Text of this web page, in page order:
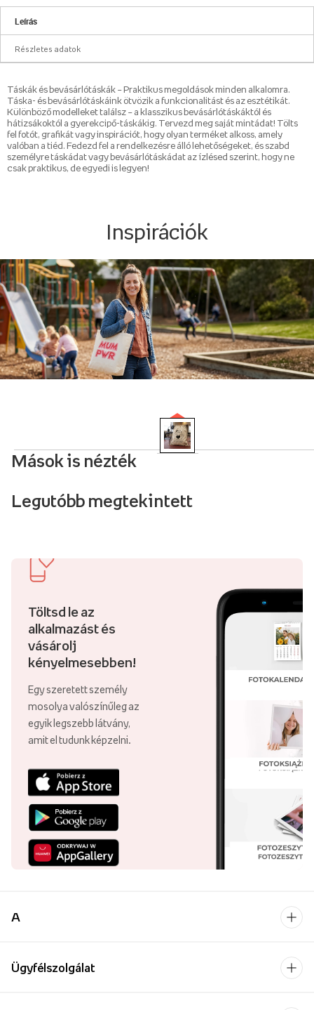
Leírás
Részletes adatok
Táskák és bevásárlótáskák – Praktikus megoldások minden alkalomra.
Táska- és bevásárlótáskáink ötvözik a funkcionalitást és az esztétikát.
Különböző modelleket találsz – a klasszikus bevásárlótáskáktól és
hátizsákoktól a gyerekcipő-táskákig. Tervezd meg saját mintádat! Tölts
fel fotót, grafikát vagy inspirációt, hogy olyan terméket alkoss, amely
valóban a tiéd. Fedezd fel a rendelkezésre álló lehetőségeket, és szabd
személyre táskádat vagy bevásárlótáskádat az ízlésed szerint, hogy ne
csak praktikus, de egyedi is legyen!
Inspirációk
Mások is nézték
Legutóbb megtekintett
Töltsd le az
alkalmazást és
vásárolj
kényelmesebben!
Egy szeretett személy
mosolya valószínűleg az
egyik legszebb látvány,
amit el tudunk képzelni.
A
Ügyfélszolgálat